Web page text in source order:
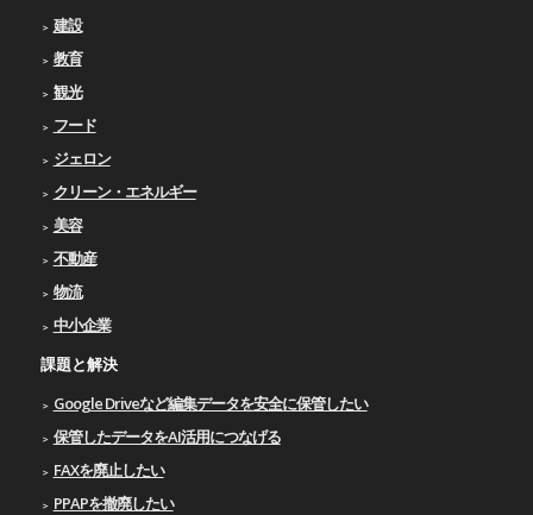
建設
教育
観光
フード
ジェロン
クリーン・エネルギー
美容
不動産
物流
中小企業
課題と解決
Google Driveなど編集データを安全に保管したい
保管したデータをAI活用につなげる
FAXを廃止したい
PPAPを撤廃したい